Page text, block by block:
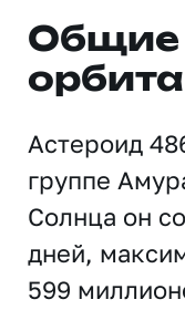
Общие
орбита
Астероид
группе
Солнца он
дней,
599